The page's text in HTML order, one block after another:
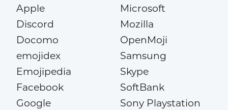
Apple
Discord
Docomo
emojidex
Emojipedia
Facebook
Google
Microsoft
Mozilla
OpenMoji
Samsung
Skype
SoftBank
Sony Playstation